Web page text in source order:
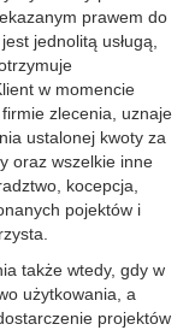
prawem do
jednolitą usługą,
w momencie
zlecenia, uznaje
ustalonej kwoty za
oraz wszelkie inne
kocepcja,
pojektów i
także wtedy, gdy w
użytkowania, a
projektów